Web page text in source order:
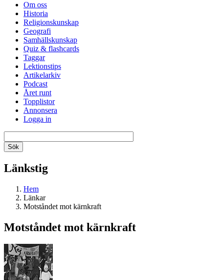
Om oss
Historia
Religionskunskap
Geografi
Samhällskunskap
Quiz & flashcards
Taggar
Lektionstips
Artikelarkiv
Podcast
Året runt
Topplistor
Annonsera
Logga in
Länkstig
Hem
Länkar
Motståndet mot kärnkraft
Motståndet mot kärnkraft